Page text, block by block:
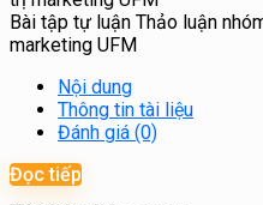
Bài tập tự luận Thảo luận
marketing UFM
Nội dung
Thông tin tài liệu
Đánh giá (0)
Đọc tiếp